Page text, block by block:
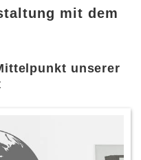
mit dem
unserer